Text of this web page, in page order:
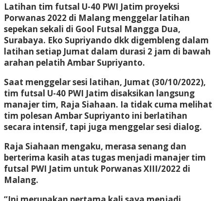
Latihan tim futsal U-40 PWI Jatim proyeksi
Porwanas 2022 di Malang menggelar latihan
sepekan sekali di Gool Futsal Mangga Dua,
Surabaya. Eko Supriyando dkk digembleng dalam
latihan setiap Jumat dalam durasi 2 jam di bawah
arahan pelatih Ambar Supriyanto.
Saat menggelar sesi latihan, Jumat (30/10/2022),
tim futsal U-40 PWI Jatim disaksikan langsung
manajer tim, Raja Siahaan. Ia tidak cuma melihat
tim polesan Ambar Supriyanto ini berlatihan
secara intensif, tapi juga menggelar sesi dialog.
Raja Siahaan mengaku, merasa senang dan
berterima kasih atas tugas menjadi manajer tim
futsal PWI Jatim untuk Porwanas XIII/2022 di
Malang.